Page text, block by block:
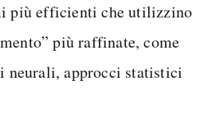
più efficienti che utilizzino
più raffinate, come
approcci statistici